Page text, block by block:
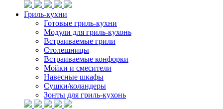
Гриль-кухни
Готовые гриль-кухни
Модули для гриль-кухонь
Встраиваемые грили
Столешницы
Встраиваемые конфорки
Мойки и смесители
Навесные шкафы
Сушки/коландеры
Зонты для гриль-кухонь